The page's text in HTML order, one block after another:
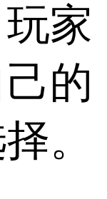
家
的
。